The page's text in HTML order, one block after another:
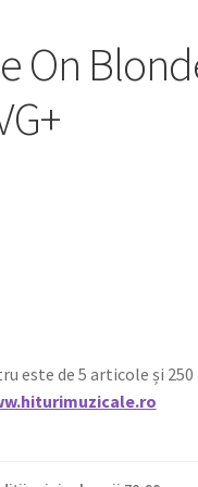
On
este de 5 articole și 250